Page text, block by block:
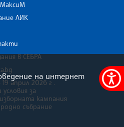
Меню
МаксиМ
ЛИК
в СЕБРА
април 2026 г .
условия за
кампания
събрание
на интернет